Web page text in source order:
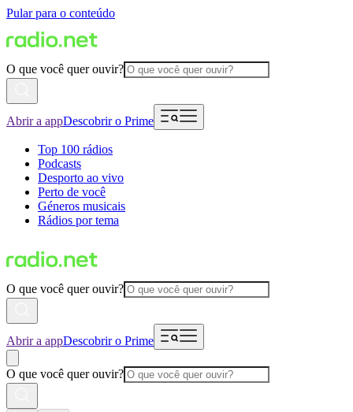
Pular para o conteúdo
O que você quer ouvir?
Abrir a appDescobrir o Prime
Top 100 rádios
Podcasts
Desporto ao vivo
Perto de você
Géneros musicais
Rádios por tema
O que você quer ouvir?
Abrir a appDescobrir o Prime
O que você quer ouvir?